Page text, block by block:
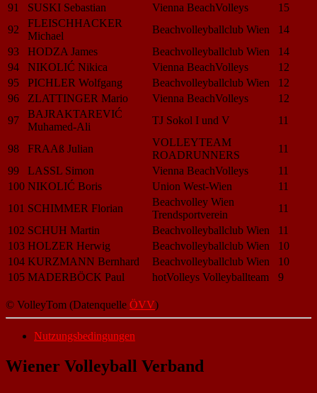
91
SUSKI Sebastian Vienna BeachVolleys
15
92
FLEISCHHACKER
Michael
Beachvolleyballclub Wien
14
93
HODZA James Beachvolleyballclub Wien
14
94
NIKOLIĆ Nikica Vienna BeachVolleys
12
95
PICHLER Wolfgang Beachvolleyballclub Wien
12
96
ZLATTINGER Mario Vienna BeachVolleys
12
97
BAJRAKTAREVIĆ
Muhamed-Ali
TJ Sokol I und V 11
98 FRAAß Julian
VOLLEYTEAM
ROADRUNNERS
11
99
LASSL Simon Vienna BeachVolleys
11
100 NIKOLIĆ Boris Union West-Wien
11
101 SCHIMMER Florian
Beachvolley Wien
Trendsportverein
11
102 SCHUH Martin Beachvolleyballclub Wien
11
103 HOLZER Herwig Beachvolleyballclub Wien
10
104 KURZMANN Bernhard Beachvolleyballclub Wien
10
105 MADERBÖCK Paul hotVolleys Volleyballteam 9
© VolleyTom (Datenquelle ÖVV)
Nutzungsbedingungen
Wiener Volleyball Verband